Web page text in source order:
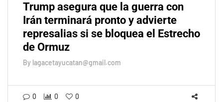
Trump asegura que la guerra con
Irán terminará pronto y advierte
represalias si se bloquea el Estrecho
de Ormuz
By lagacetayucatan@gmail.com
0 0 0